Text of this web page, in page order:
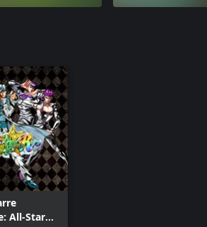
All-Star